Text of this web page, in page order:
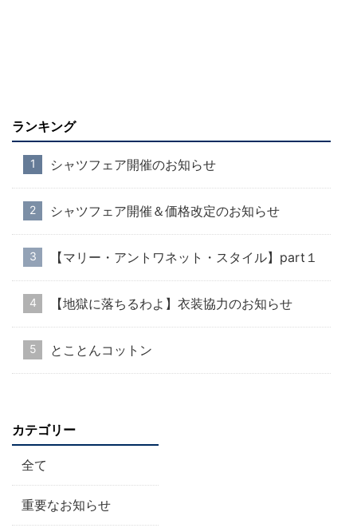
ランキング
シャツフェア開催のお知らせ
シャツフェア開催＆価格改定のお知らせ
【マリー・アントワネット・スタイル】part１
【地獄に落ちるわよ】衣装協力のお知らせ
とことんコットン
カテゴリー
全て
重要なお知らせ